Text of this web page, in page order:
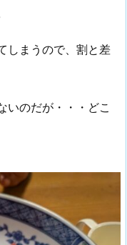
しまうので、割と差
いのだが・・・どこ